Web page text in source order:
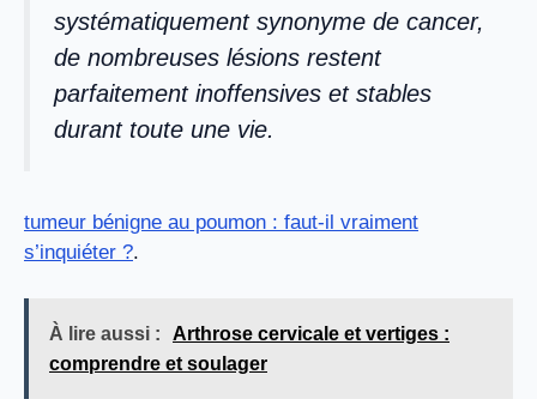
systématiquement synonyme de cancer,
de nombreuses lésions restent
parfaitement inoffensives et stables
durant toute une vie.
tumeur bénigne au poumon : faut-il vraiment
s’inquiéter ?.
À lire aussi :
Arthrose cervicale et vertiges :
comprendre et soulager